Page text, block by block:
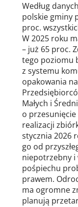
Według
polskie gminy
proc.
W 2025 roku
– już 65 proc.
tego poziomu
z systemu
opakowania
Małych i
o
realizacji
stycznia 2026
go od
niepotrzebny i
pośpiechu
prawem.
ma ogromne
planują